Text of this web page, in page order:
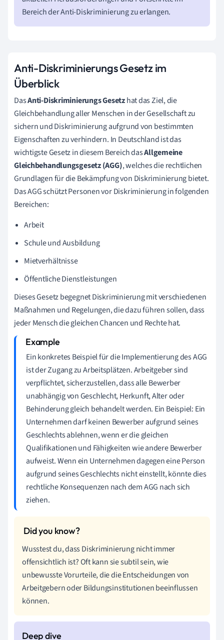
Bereich der Anti-Diskriminierung zu erlangen.
Anti-Diskriminierungs Gesetz im
Überblick
DasAnti-Diskriminierungs Gesetzhat das Ziel, die
Gleichbehandlung aller Menschen in der Gesellschaft zu
sichern und Diskriminierung aufgrund von bestimmten
Eigenschaften zu verhindern. In Deutschland ist das
wichtigste Gesetz in diesem Bereich dasAllgemeine
Gleichbehandlungsgesetz (AGG), welches die rechtlichen
Grundlagen für die Bekämpfung von Diskriminierung bietet.
Das AGG schützt Personen vor Diskriminierung in folgenden
Bereichen:
Arbeit
Schule und Ausbildung
Mietverhältnisse
Öffentliche Dienstleistungen
Dieses Gesetz begegnet Diskriminierung mit verschiedenen
Maßnahmen und Regelungen, die dazu führen sollen, dass
jeder Mensch die gleichen Chancen und Rechte hat.
Ein konkretes Beispiel für die Implementierung des AGG
ist der Zugang zu Arbeitsplätzen. Arbeitgeber sind
verpflichtet, sicherzustellen, dass alle Bewerber
unabhängig von Geschlecht, Herkunft, Alter oder
Behinderung gleich behandelt werden. Ein Beispiel: Ein
Unternehmen darf keinen Bewerber aufgrund seines
Geschlechts ablehnen, wenn er die gleichen
Qualifikationen und Fähigkeiten wie andere Bewerber
aufweist. Wenn ein Unternehmen dagegen eine Person
aufgrund seines Geschlechts nicht einstellt, könnte dies
rechtliche Konsequenzen nach dem AGG nach sich
ziehen.
Wusstest du, dass Diskriminierung nicht immer
offensichtlich ist? Oft kann sie subtil sein, wie
unbewusste Vorurteile, die die Entscheidungen von
Arbeitgebern oder Bildungsinstitutionen beeinflussen
können.